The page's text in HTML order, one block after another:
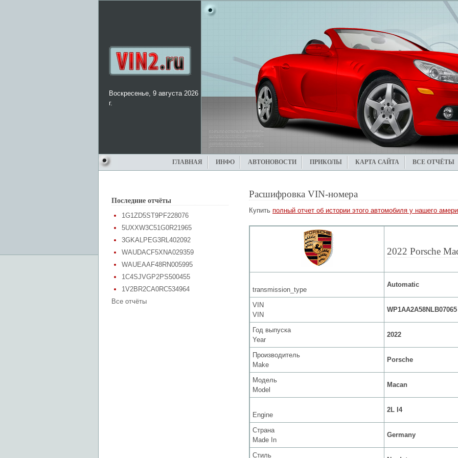
Воскресенье, 9 августа 2026
г.
ГЛАВНАЯ ИНФО АВТОНОВОСТИ ПРИКОЛЫ КАРТА САЙТА ВСЕ ОТЧЁТЫ
Последние отчёты
1G1ZD5ST9PF228076
5UXXW3C51G0R21965
3GKALPEG3RL402092
WAUDACF5XNA029359
WAUEAAF48RN005995
1C4SJVGP2PS500455
1V2BR2CA0RC534964
Все отчёты
Расшифровка VIN-номера
Купить полный отчет об истории этого автомобиля у нашего
2022 Porsche
transmission_type
Automatic
VIN
VIN
WP1AA2A58NLB07065
Год выпуска
Year
2022
Производитель
Make
Porsche
Модель
Model
Macan
Engine
2L I4
Страна
Made In
Germany
Стиль